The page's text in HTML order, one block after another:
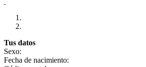
Tus datos
Sexo:
Fecha de nacimiento: